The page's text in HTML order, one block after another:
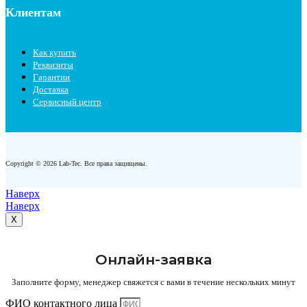
Клиентам
Как купить
Реквизиты
Гарантии
Доставка
Сервисный центр
Copyright © 2026 Lab-Tec. Все права защищены.
Наверх
Наверх
X
Онлайн-заявка
Заполните форму, менеджер свяжется с вами в течение нескольких минут
ФИО контактного лица